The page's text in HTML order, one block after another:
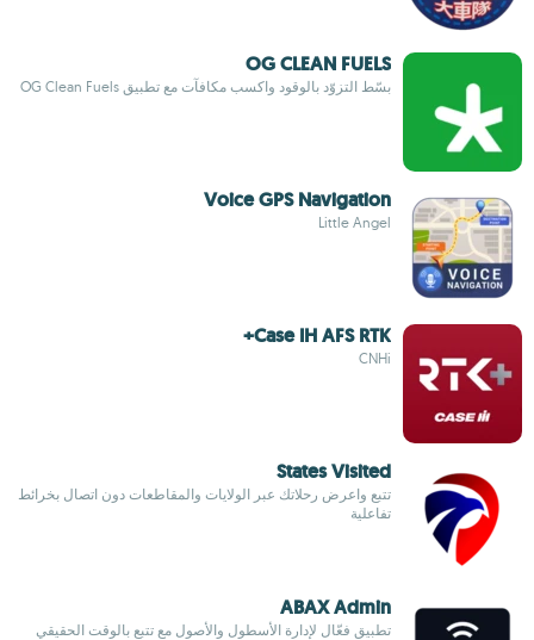
OG CLEAN FUELS
بسّط التزوّد بالوقود واكسب مكافآت مع تطبيق OG Clean Fuels
Voice GPS Navigation
Little Angel
Case IH AFS RTK+
CNHi
States Visited
تتبع واعرض رحلاتك عبر الولايات والمقاطعات دون اتصال بخرائط
تفاعلية
ABAX Admin
تطبيق فعّال لإدارة الأسطول والأصول مع تتبع بالوقت الحقيقي